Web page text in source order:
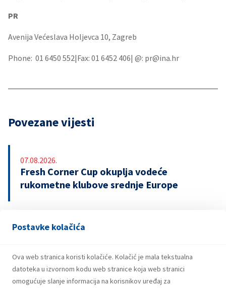
Postavke kolačića
Ova web stranica koristi kolačiće. Kolačić je mala tekstualna
datoteka u izvornom kodu web stranice koja web stranici
omogućuje slanje informacija na korisnikov uređaj za
PR
Avenija Većeslava Holjevca 10, Zagreb
Phone: 01 6450 552|Fax: 01 6452 406| @: pr@ina.hr
Povezane vijesti
07.08.2026.
Fresh Corner Cup okuplja vodeće
rukometne klubove srednje Europe
29.07.2026.
prvom polugodištu 2026.